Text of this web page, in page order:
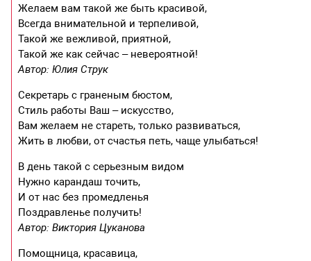
Желаем вам такой же быть красивой,
Всегда внимательной и терпеливой,
Такой же вежливой, приятной,
Такой же как сейчас – невероятной!
Автор: Юлия Струк
Секретарь с граненым бюстом,
Стиль работы Ваш – искусство,
Вам желаем не стареть, только развиваться,
Жить в любви, от счастья петь, чаще улыбаться!
В день такой с серьезным видом
Нужно карандаш точить,
И от нас без промедленья
Поздравленье получить!
Автор: Виктория Цуканова
Помощница, красавица,